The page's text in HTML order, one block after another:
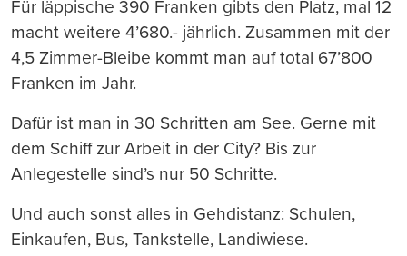
Für läppische 390 Franken gibts den Platz, mal 12
macht weitere 4’680.- jährlich. Zusammen mit der
4,5 Zimmer-Bleibe kommt man auf total 67’800
Franken im Jahr.
Dafür ist man in 30 Schritten am See. Gerne mit
dem Schiff zur Arbeit in der City? Bis zur
Anlegestelle sind’s nur 50 Schritte.
Und auch sonst alles in Gehdistanz: Schulen,
Einkaufen, Bus, Tankstelle, Landiwiese.